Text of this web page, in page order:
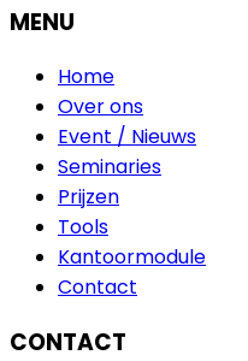
MENU
Home
Over ons
Event / Nieuws
Seminaries
Prijzen
Tools
Kantoormodule
Contact
CONTACT